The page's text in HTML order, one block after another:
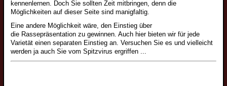
kennenlernen. Doch Sie sollten Zeit mitbringen, denn die
Möglichkeiten auf dieser Seite sind manigfaltig.
Eine andere Möglichkeit wäre, den Einstieg über
die Rassepräsentation zu gewinnen. Auch hier bieten wir für jede
Varietät einen separaten Einstieg an. Versuchen Sie es und vielleicht
werden ja auch Sie vom Spitzvirus ergriffen ...
Historie
2009
2011
Beitrittserklärung
Zwergspitzdeckrüden
Deckrüdenvorstellung
Veteranen
Wolfsspitzveteranen
Rassestandard
Der Wolfsspitz
Großspitz
Mittelspitzbilder
Kleinspitzbilder
Zwergspitzbilder
Spitze bei der Arbeit
Historische Bilder
Gesundheit
Farbgenetik Grundwissen